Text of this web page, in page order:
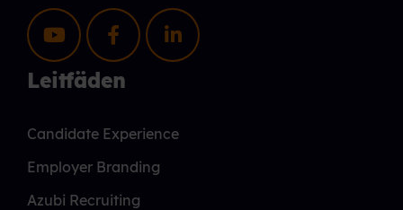
Leitfäden
Candidate Experience
Employer Branding
Azubi Recruiting